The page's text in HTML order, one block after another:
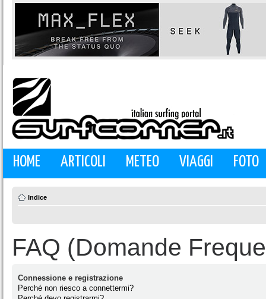
HOME ARTICOLI METEO VIAGGI FOTO
Indice
FAQ (Domande
Connessione e registrazione
Perché non riesco a connettermi?